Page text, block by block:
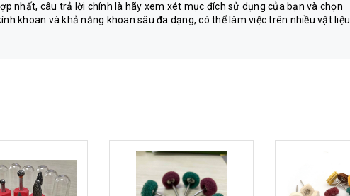
nhất, câu trả lời chính là hãy xem xét mục đích sử dụng của bạn và chọn
khoan và khả năng khoan sâu đa dạng, có thể làm việc trên nhiều vật liệu.